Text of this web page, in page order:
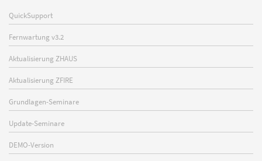
QuickSupport
Fernwartung v3.2
Aktualisierung ZHAUS
Aktualisierung ZFIRE
Grundlagen-Seminare
Update-Seminare
DEMO-Version